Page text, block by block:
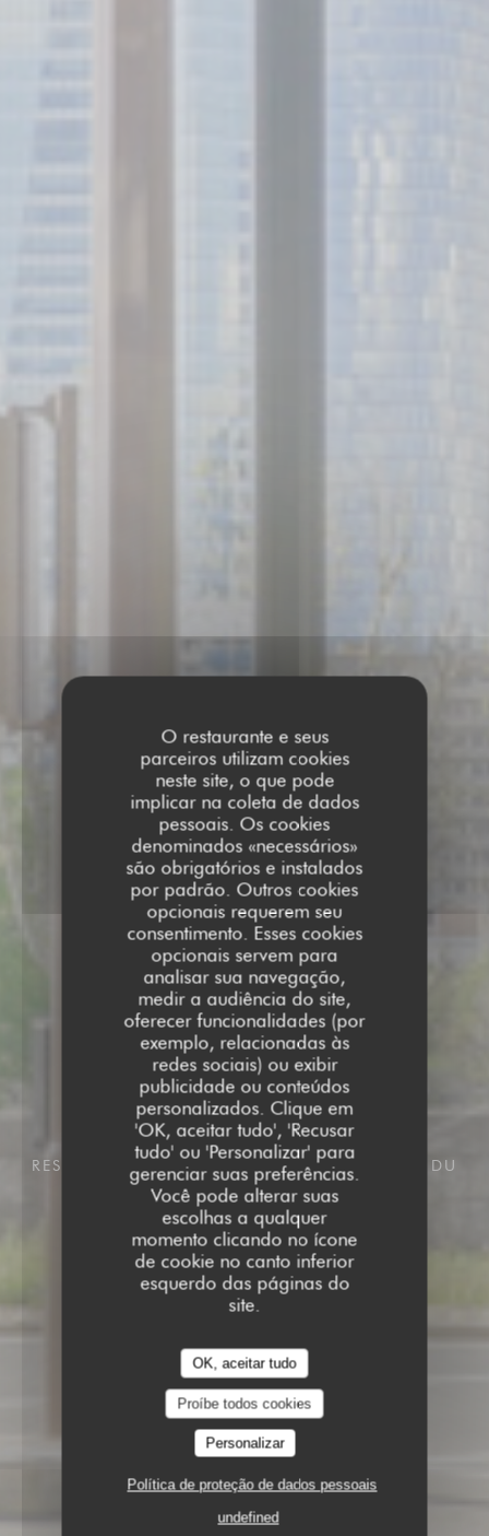
O restaurante e seus
parceiros utilizam cookies
neste site, o que pode
implicar na coleta de dados
pessoais. Os cookies
denominados «necessários»
são obrigatórios e instalados
por padrão. Outros cookies
opcionais requerem seu
consentimento. Esses cookies
opcionais servem para
analisar sua navegação,
medir a audiência do site,
oferecer funcionalidades (por
exemplo, relacionadas às
redes sociais) ou exibir
publicidade ou conteúdos
personalizados. Clique em
'OK, aceitar tudo', 'Recusar
tudo' ou 'Personalizar' para
gerenciar suas preferências.
Você pode alterar suas
escolhas a qualquer
momento clicando no ícone
de cookie no canto inferior
esquerdo das páginas do
site.
OK, aceitar tudo
Proíbe todos cookies
Personalizar
Política de proteção de dados pessoais
undefined
RESTAURANTE TRADICIONAL
6 BOULEVARD DU
GÉNÉRAL LECLERC 92200 NEUILLY